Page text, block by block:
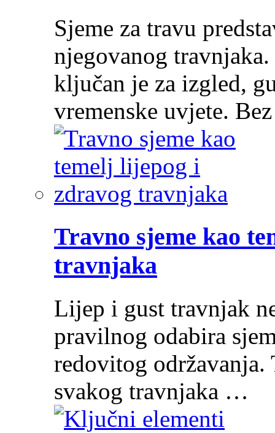
Sjeme za travu
njegovanog
ključan je za izgled,
vremenske uvjete.
Travno sjeme kao
travnjaka
Lijep i gust travnjak
pravilnog odabira
redovitog održavanja.
svakog travnjaka …